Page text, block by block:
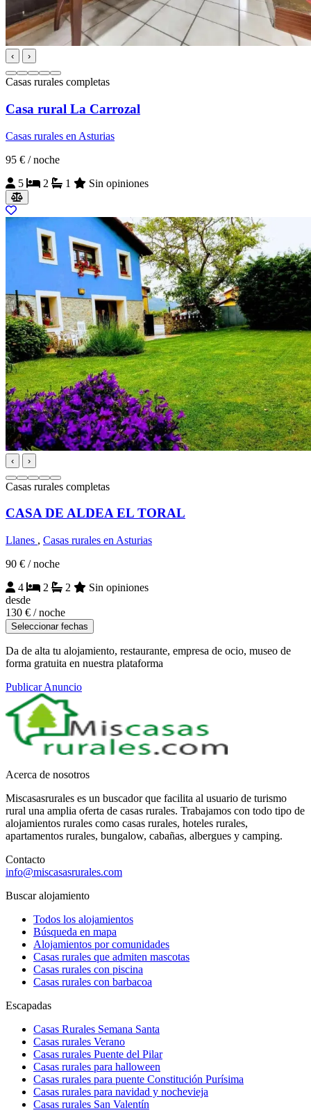
‹ ›
Casas rurales completas
Casa rural La Carrozal
Casas rurales en Asturias
95 € / noche
5
2 1 Sin opiniones
‹ ›
Casas rurales completas
CASA DE ALDEA EL TORAL
Llanes , Casas rurales en Asturias
90 € / noche
4
2 2
Sin opiniones
desde
130 € / noche
Seleccionar fechas
Da de alta tu alojamiento, restaurante, empresa de ocio, museo de
forma gratuita en nuestra plataforma
Publicar Anuncio
Acerca de nosotros
Miscasasrurales es un buscador que facilita al usuario de turismo
rural una amplia oferta de casas rurales. Trabajamos con todo tipo de
alojamientos rurales como casas rurales, hoteles rurales,
apartamentos rurales, bungalow, cabañas, albergues y camping.
Contacto
info@miscasasrurales.com
Buscar alojamiento
Todos los alojamientos
Búsqueda en mapa
Alojamientos por comunidades
Casas rurales que admiten mascotas
Casas rurales con piscina
Casas rurales con barbacoa
Escapadas
Casas Rurales Semana Santa
Casas rurales Verano
Casas rurales Puente del Pilar
Casas rurales para halloween
Casas rurales para puente Constitución Purísima
Casas rurales para navidad y nochevieja
Casas rurales San Valentín